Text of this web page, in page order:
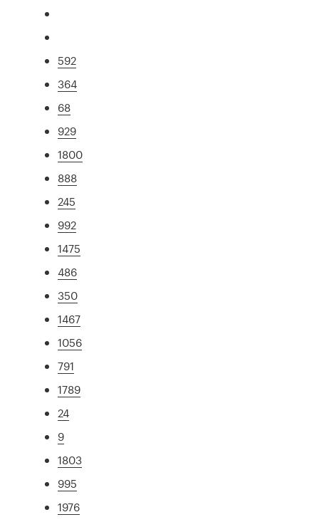
592
364
68
929
1800
888
245
992
1475
486
350
1467
1056
791
1789
24
9
1803
995
1976